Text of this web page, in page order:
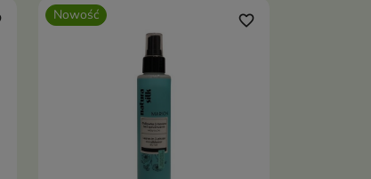
Nowość favorite_border